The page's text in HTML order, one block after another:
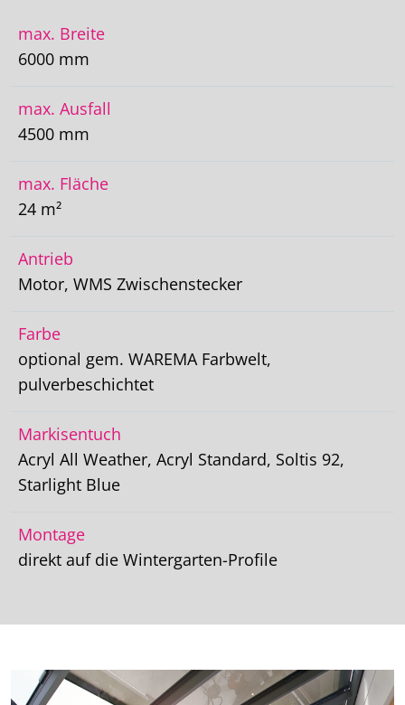
max. Breite
6000 mm
max. Ausfall
4500 mm
max. Fläche
24 m²
Antrieb
Motor, WMS Zwischenstecker
Farbe
optional gem. WAREMA Farbwelt,
pulverbeschichtet
Markisentuch
Acryl All Weather, Acryl Standard, Soltis 92,
Starlight Blue
Montage
direkt auf die Wintergarten-Profile